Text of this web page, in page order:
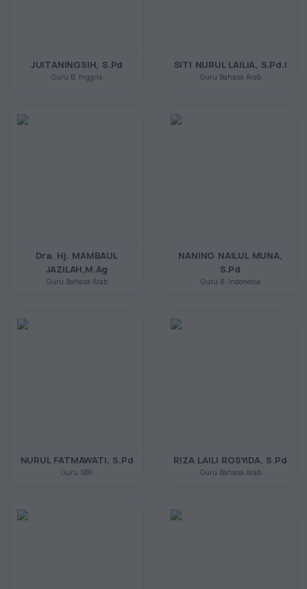
JUITANINGSIH, S.Pd
Guru B. Inggris
SITI NURUL LAILIA, S.Pd.I
Guru Bahasa Arab
Dra. Hj. MAMBAUL
JAZILAH,M.Ag
Guru Bahasa Arab
NANING NAILUL MUNA,
S.Pd
Guru B. Indonesia
NURUL FATMAWATI, S.Pd
Guru SBK
RIZA LAILI ROSYIDA, S.Pd
Guru Bahasa Arab